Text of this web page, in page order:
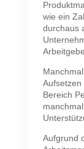
wie ein
durchaus
Aufsetzen
Bereich
Aufgrund